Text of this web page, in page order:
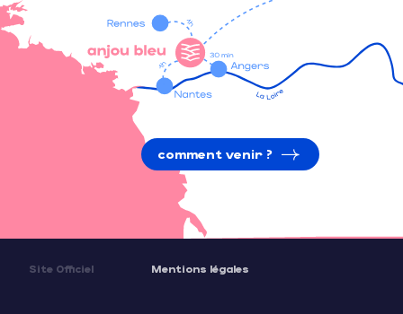
comment venir ?
Site Officiel Mentions légales